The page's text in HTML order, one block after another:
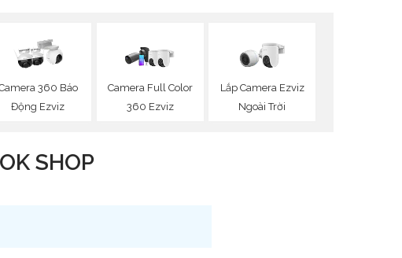
360 Báo
Động Ezviz
Camera Full Color
360 Ezviz
Lắp Camera Ezviz
Ngoài Trời
SHOP